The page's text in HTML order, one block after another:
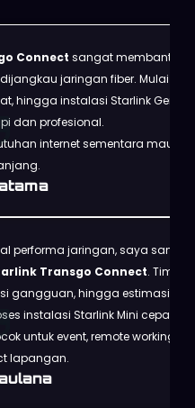
Connect sangat membantu
jaringan fiber. Mulai dari
hingga instalasi Starlink Gen 3
dan profesional.
internet sementara maupun
performa jaringan, saya sangat
Transgo Connect. Tim
gangguan, hingga estimasi
instalasi Starlink Mini cepat,
untuk event, remote working,
lapangan.